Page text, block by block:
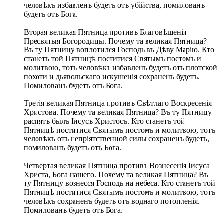
человѣкъ избавленъ будетъ отъ убійства, помилованъ
будетъ отъ Бога.
Вторая великая Пятница противъ Благовѣщенія
Пресвятыя Богородицы. Почему та великая Пятница?
Въ ту Пятницу воплотился Господь въ Дѣву Марію. Кто
станетъ той Пятницѣ поститися Святымъ постомъ и
молитвою, тотъ человѣкъ избавленъ будетъ отъ плотской
похоти и дьявольскаго искушенія сохраненъ будетъ.
Помилованъ будетъ отъ Бога.
Третія великая Пятница противъ Свѣтлаго Воскресенія
Христова. Почему та великая Пятница? Въ ту Пятницу
распятъ былъ Іисусъ Христосъ. Кто станетъ той
Пятницѣ поститися Святымъ постомъ и молитвою, тотъ
человѣкъ отъ непріятственной силы сохраненъ будетъ,
помилованъ будетъ отъ Бога.
Четвертая великая Пятница противъ Вознесенія Іисуса
Христа, Бога нашего. Почему та великая Пятница? Въ
ту Пятницу вознесся Господь на небеса. Кто станетъ той
Пятницѣ поститися Святымъ постомъ и молитвою, тотъ
человѣкъ сохраненъ будетъ отъ воднаго потопленія.
Помилованъ будетъ отъ Бога.